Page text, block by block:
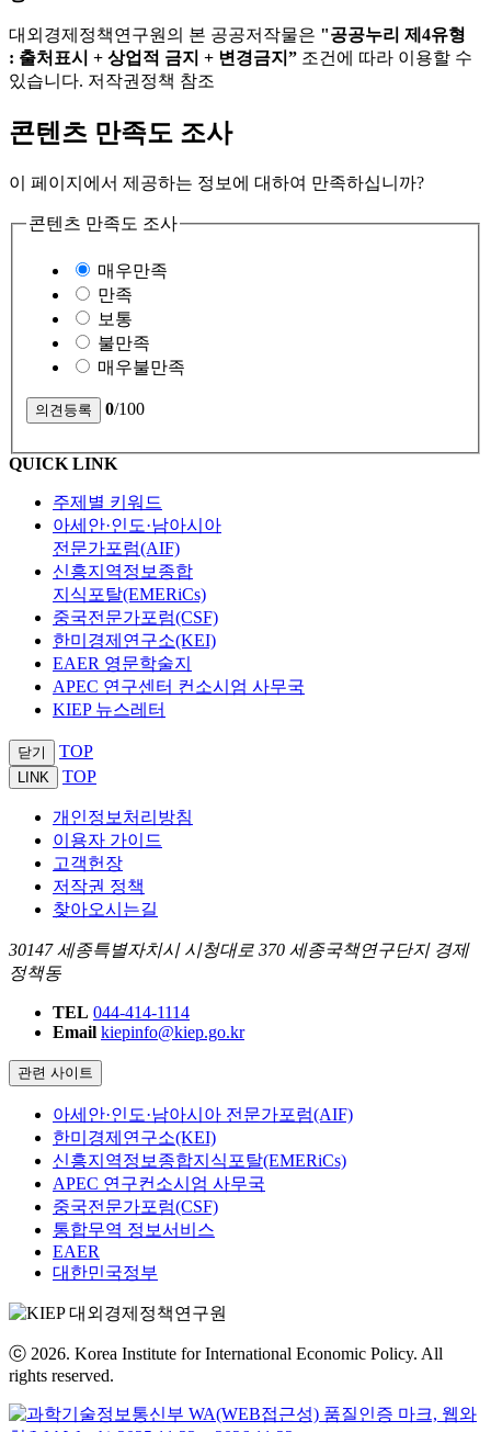
대외경제정책연구원의 본 공공저작물은 "공공누리 제4유형
: 출처표시 + 상업적 금지 + 변경금지” 조건에 따라 이용할 수
있습니다. 저작권정책 참조
콘텐츠 만족도 조사
이 페이지에서 제공하는 정보에 대하여 만족하십니까?
콘텐츠 만족도 조사
매우만족
만족
보통
불만족
매우불만족
0/100
QUICK LINK
주제별 키워드
아세안·인도·남아시아
전문가포럼(AIF)
신흥지역정보종합
지식포탈(EMERiCs)
중국전문가포럼(CSF)
한미경제연구소(KEI)
EAER 영문학술지
APEC 연구센터 컨소시엄 사무국
KIEP 뉴스레터
닫기 TOP
LINK TOP
개인정보처리방침
이용자 가이드
고객헌장
저작권 정책
찾아오시는길
30147 세종특별자치시 시청대로 370 세종국책연구단지 경제
정책동
TEL 044-414-1114
Email kiepinfo@kiep.go.kr
관련 사이트
아세안·인도·남아시아 전문가포럼(AIF)
한미경제연구소(KEI)
신흥지역정보종합지식포탈(EMERiCs)
APEC 연구컨소시엄 사무국
중국전문가포럼(CSF)
통합무역 정보서비스
EAER
대한민국정부
ⓒ 2026. Korea Institute for International Economic Policy. All
rights reserved.